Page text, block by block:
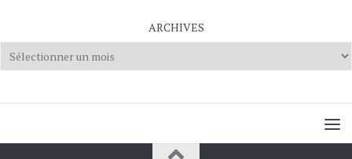
ARCHIVES
Archives